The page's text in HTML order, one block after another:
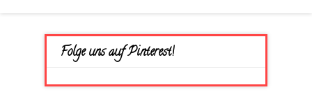
Folge uns auf Pinterest!